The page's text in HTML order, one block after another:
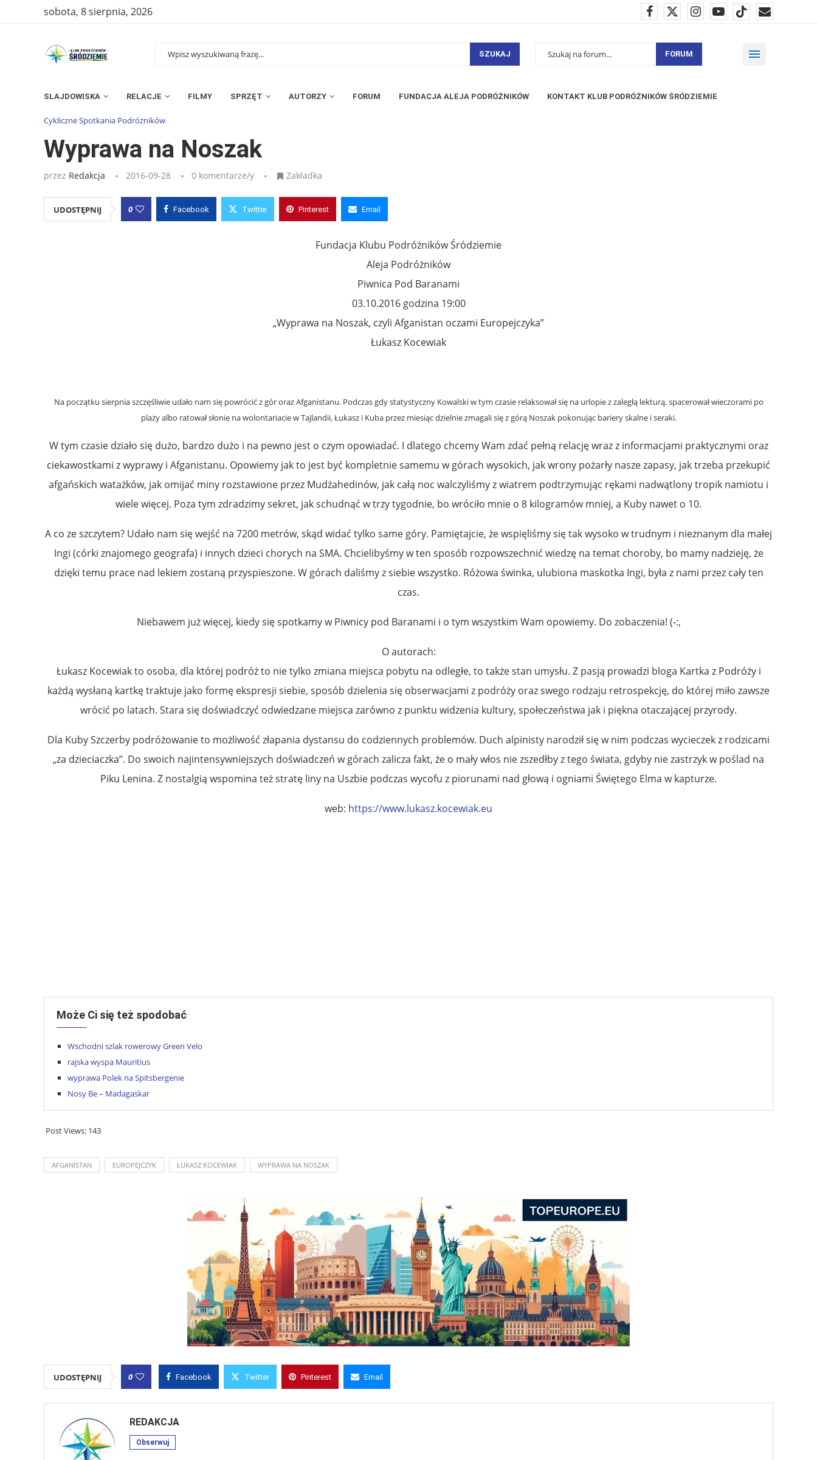
sobota, 8 sierpnia, 2026
SZUKAJ FORUM
SLAJDOWISKA RELACJE FILMY SPRZĘT AUTORZY FORUM FUNDACJA ALEJA PODRÓŻNIKÓW KONTAKT KLUB PODRÓŻNIKÓW ŚRÓDZIEMIE
Strona główna» Wpisy »Wyprawa na Noszak
Cykliczne Spotkania Podróżników
Wyprawa na Noszak
przez Redakcja 2016-09-28 0 komentarze/y Zakładka
UDOSTĘPNIJ 0 Facebook Twitter Pinterest Email
Fundacja Klubu Podróżników Śródziemie
Aleja Podróżników
Piwnica Pod Baranami
03.10.2016 godzina 19:00
„Wyprawa na Noszak, czyli Afganistan oczami Europejczyka”
Łukasz Kocewiak
Na początku sierpnia szczęśliwie udało nam się powrócić z gór oraz Afganistanu. Podczas gdy statystyczny Kowalski w tym czasie relaksował się na urlopie z zaległą lekturą, spacerował wieczorami po
plaży albo ratował słonie na wolontariacie w Tajlandii, Łukasz i Kuba przez miesiąc dzielnie zmagali się z górą Noszak pokonując bariery skalne i seraki.
W tym czasie działo się dużo, bardzo dużo i na pewno jest o czym opowiadać. I dlatego chcemy Wam zdać pełną relację wraz z informacjami praktycznymi oraz
ciekawostkami z wyprawy i Afganistanu. Opowiemy jak to jest być kompletnie samemu w górach wysokich, jak wrony pożarły nasze zapasy, jak trzeba przekupić
afgańskich watażków, jak omijać miny rozstawione przez Mudżahedinów, jak całą noc walczyliśmy z wiatrem podtrzymując rękami nadwątlony tropik namiotu i
wiele więcej. Poza tym zdradzimy sekret, jak schudnąć w trzy tygodnie, bo wróciło mnie o 8 kilogramów mniej, a Kuby nawet o 10.
A co ze szczytem? Udało nam się wejść na 7200 metrów, skąd widać tylko same góry. Pamiętajcie, że wspięliśmy się tak wysoko w trudnym i nieznanym dla małej
Ingi (córki znajomego geografa) i innych dzieci chorych na SMA. Chcielibyśmy w ten sposób rozpowszechnić wiedzę na temat choroby, bo mamy nadzieję, że
dzięki temu prace nad lekiem zostaną przyspieszone. W górach daliśmy z siebie wszystko. Różowa świnka, ulubiona maskotka Ingi, była z nami przez cały ten
czas.
Niebawem już więcej, kiedy się spotkamy w Piwnicy pod Baranami i o tym wszystkim Wam opowiemy. Do zobaczenia! (-:,
O autorach:
Łukasz Kocewiak to osoba, dla której podróż to nie tylko zmiana miejsca pobytu na odległe, to także stan umysłu. Z pasją prowadzi bloga Kartka z Podróży i
każdą wysłaną kartkę traktuje jako formę ekspresji siebie, sposób dzielenia się obserwacjami z podróży oraz swego rodzaju retrospekcję, do której miło zawsze
wrócić po latach. Stara się doświadczyć odwiedzane miejsca zarówno z punktu widzenia kultury, społeczeństwa jak i piękna otaczającej przyrody.
Dla Kuby Szczerby podróżowanie to możliwość złapania dystansu do codziennych problemów. Duch alpinisty narodził się w nim podczas wycieczek z rodzicami
„za dzieciaczka”. Do swoich najintensywniejszych doświadczeń w górach zalicza fakt, że o mały włos nie zszedłby z tego świata, gdyby nie zastrzyk w poślad na
Piku Lenina. Z nostalgią wspomina też stratę liny na Uszbie podczas wycofu z piorunami nad głową i ogniami Świętego Elma w kapturze.
web: https://www.lukasz.kocewiak.eu
Może Ci się też spodobać
Wschodni szlak rowerowy Green Velo
rajska wyspa Mauritius
wyprawa Polek na Spitsbergenie
Nosy Be – Madagaskar
Post Views: 143
AFGANISTAN EUROPEJCZYK ŁUKASZ KOCEWIAK WYPRAWA NA NOSZAK
UDOSTĘPNIJ 0 Facebook Twitter Pinterest Email
REDAKCJA
Obserwuj